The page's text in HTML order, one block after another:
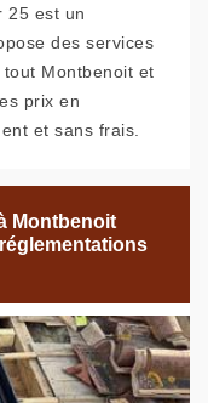
25 est un
des services
Montbenoit et
prix en
et sans frais.
Montbenoit